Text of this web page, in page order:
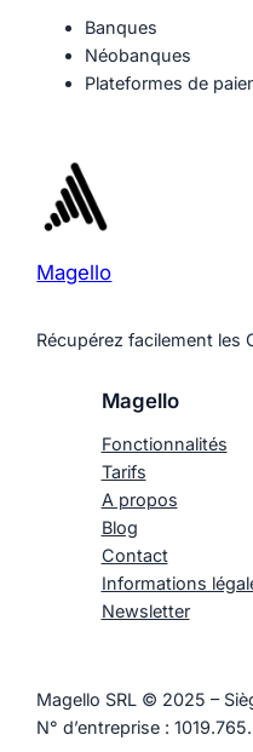
Banques
Néobanques
Plateformes de
Magello
Récupérez facilement les
Magello
Fonctionnalités
Tarifs
A propos
Blog
Contact
Informations
Newsletter
Magello SRL © 2025 –
N° d’entreprise :